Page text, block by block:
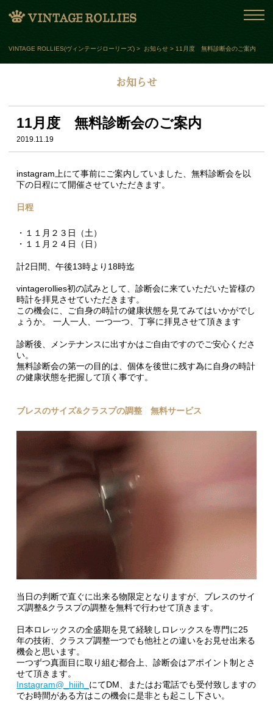
VINTAGE ROLLIES(ヴィンテージローリーズ) > お知らせ > 11月度 無料診断会のご案内
お知らせ
11月度 無料診断会のご案内
2019.11.19
instagram上にて事前にご案内していました、無料診断会を以
下の日程にて開催させていただきます。
日程
・１１月２３日（土）
・１１月２４日（日）
計2日間、午後13時より18時迄
vintagerollies初の試みとして、診断会に来ていただいた皆様の
時計を拝見させていただきます。
この機会に、ご自身の時計の健康状態を見てみてはいかがでし
ょうか。 一人一人、一つ一つ、丁寧に拝見させて頂きます
診断後、メンテナンスに出すかはご自由ですのでご安心くださ
い。
無料診断会の第一の目的は、個体を後世に残す為に自身の時計
の健康状態を把握して頂く事です。
ブレスのサイズ&クラスプの調整 無料サービス
当日の判断で直ぐに出来る物限定となりますが、ブレスのサイ
ズ調整&クラスプの調整を無料で行わせて頂きます。
日本ロレックスの全盛期を見て経験しロレックスを専門に25
年の技術、クラスプ調整一つでも他社との違いをお見せ出来る
機会と思います。
一つずつ真面目に取り組む都合上、診断会はアポイント制とさ
せて頂きます。
Instagram@_hiiih_ にてDM、またはお電話でも受付致しますの
でお時間がある方はこの機会に是非とも起こし下さい。